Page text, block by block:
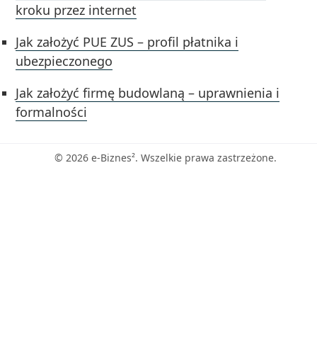
kroku przez internet
Jak założyć PUE ZUS – profil płatnika i
ubezpieczonego
Jak założyć firmę budowlaną – uprawnienia i
formalności
© 2026 e-Biznes². Wszelkie prawa zastrzeżone.